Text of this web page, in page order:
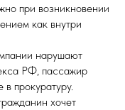
при возникновении
как внутри
нарушают
РФ, пассажир
прокуратуру.
хочет